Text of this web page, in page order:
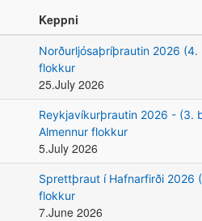
Keppni
Norðurljósaþríþrautin 2026 (4.
flokkur
25.July 2026
Reykjavíkurþrautin 2026 - (3.
Almennur flokkur
5.July 2026
Sprettþraut í Hafnarfirði 2026
flokkur
7.June 2026